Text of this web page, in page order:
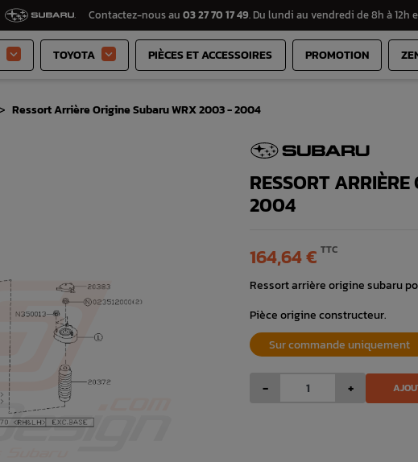
Contactez-nous au 03 27 70 17 49. Du lundi au vendredi de 8h à 12h
 TOYOTA  PIÈCES ET ACCESSOIRES PROMOTION
Ressort Arrière Origine Subaru WRX 2003 - 2004
RESSORT
2004
164,64 € TTC
Ressort arrière origine subaru
Pièce origine constructeur.
Sur commande uniquement
- +